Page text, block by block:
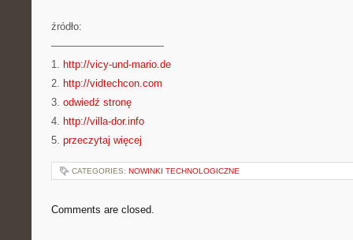
źródło:
———————————
1. http://vicy-und-mario.de
2. http://vidtechcon.com
3. odwiedź stronę
4. http://villa-dor.info
5. przeczytaj więcej
CATEGORIES: NOWINKI TECHNOLOGICZNE
Comments are closed.